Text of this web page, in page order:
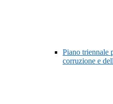
Piano triennale
corruzione e